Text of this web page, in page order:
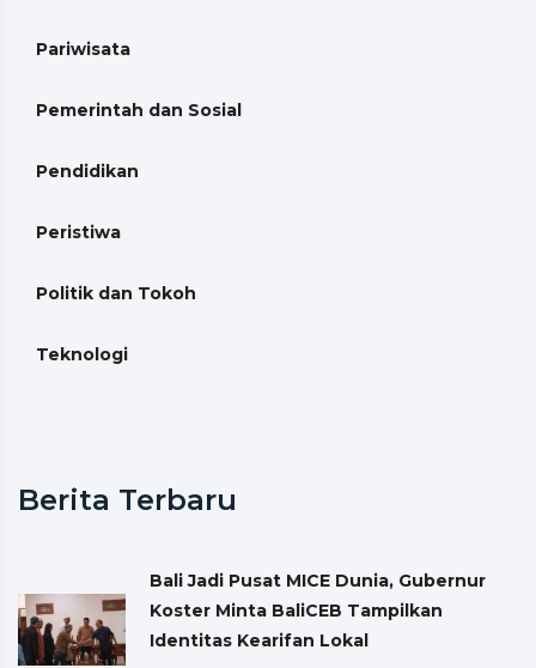
Pariwisata
Pemerintah dan Sosial
Pendidikan
Peristiwa
Politik dan Tokoh
Teknologi
Berita Terbaru
Bali Jadi Pusat MICE Dunia, Gubernur
Koster Minta BaliCEB Tampilkan
Identitas Kearifan Lokal